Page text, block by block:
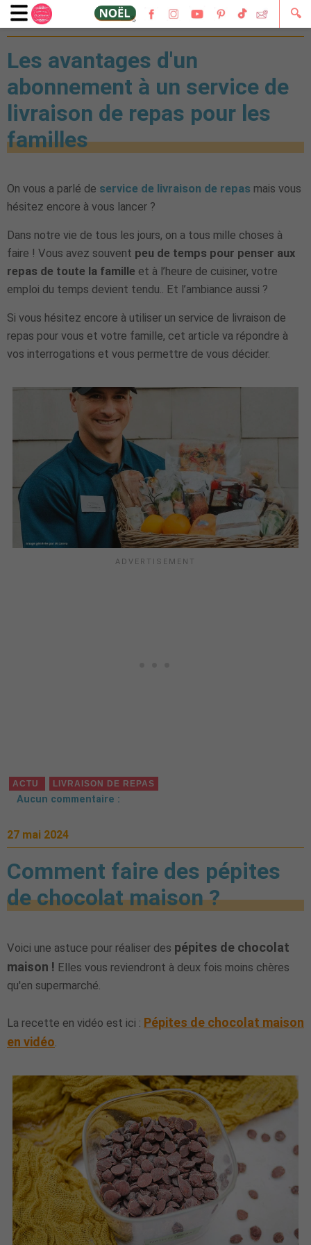
🔍
28 mai 2024
Les avantages d'un
abonnement à un service de
livraison de repas pour les
familles
On vous a parlé de service de livraison de repas mais vous
hésitez encore à vous lancer ?
Dans notre vie de tous les jours, on a tous mille choses à
faire ! Vous avez souvent peu de temps pour penser aux
repas de toute la famille et à l’heure de cuisiner, votre
emploi du temps devient tendu.. Et l’ambiance aussi ?
Si vous hésitez encore à utiliser un service de livraison de
repas pour vous et votre famille, cet article va répondre à
vos interrogations et vous permettre de vous décider.
ACTU LIVRAISON DE REPAS
Aucun commentaire :
27 mai 2024
Comment faire des pépites
de chocolat maison ?
Voici une astuce pour réaliser des pépites de chocolat
maison ! Elles vous reviendront à deux fois moins chères
qu'en supermarché.
La recette en vidéo est ici : Pépites de chocolat maison
en vidéo.